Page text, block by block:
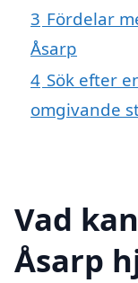
3 Fördelar
Åsarp
4 Sök efter
omgivande
Vad
Åsarp